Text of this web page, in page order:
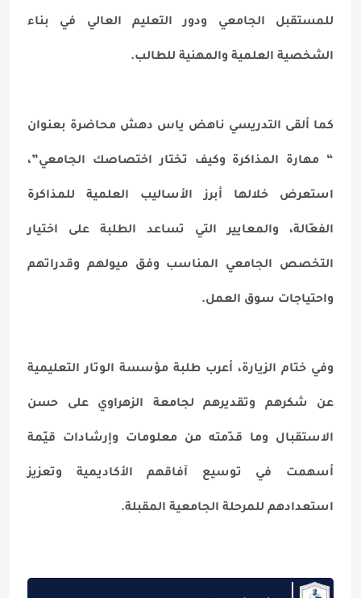
للمستقبل الجامعي ودور التعليم العالي في بناء
الشخصية العلمية والمهنية للطالب.
كما ألقى التدريسي ناهض ياس دهش محاضرة بعنوان
“ مهارة المذاكرة وكيف تختار اختصاصك الجامعي”،
استعرض خلالها أبرز الأساليب العلمية للمذاكرة
الفعّالة، والمعايير التي تساعد الطلبة على اختيار
التخصص الجامعي المناسب وفق ميولهم وقدراتهم
واحتياجات سوق العمل.
وفي ختام الزيارة، أعرب طلبة مؤسسة الوتار التعليمية
عن شكرهم وتقديرهم لجامعة الزهراوي على حسن
الاستقبال وما قدّمته من معلومات وإرشادات قيّمة
أسهمت في توسيع آفاقهم الأكاديمية وتعزيز
استعدادهم للمرحلة الجامعية المقبلة.